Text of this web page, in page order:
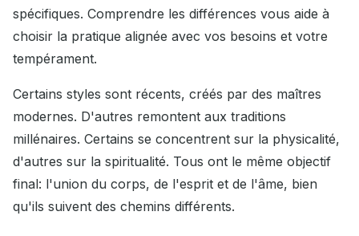
spécifiques. Comprendre les différences vous aide à
choisir la pratique alignée avec vos besoins et votre
tempérament.
Certains styles sont récents, créés par des maîtres
modernes. D'autres remontent aux traditions
millénaires. Certains se concentrent sur la physicalité,
d'autres sur la spiritualité. Tous ont le même objectif
final: l'union du corps, de l'esprit et de l'âme, bien
qu'ils suivent des chemins différents.